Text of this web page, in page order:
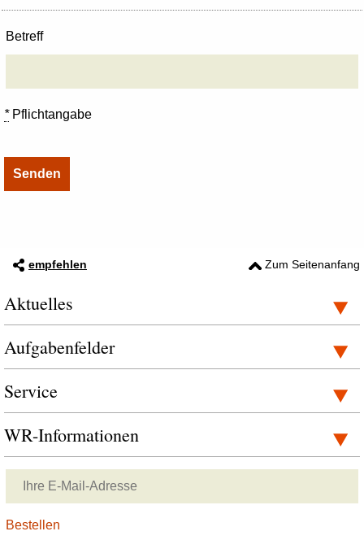
Betreff
*Pflichtangabe
empfehlen Zum Seitenanfang
Aktuelles
Aufgabenfelder
Service
WR-Informationen